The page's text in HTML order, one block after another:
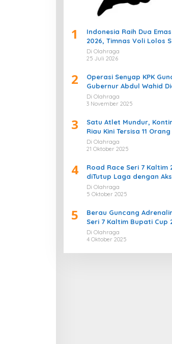
1
Indonesia Raih Dua Emas
2026, Timnas Voli Lolos
Cup! Pekan Olahraga
Bergemuruh
Di Olahraga
25 Juli 2026
2
Operasi Senyap KPK
Gubernur Abdul Wahid
Kasus Korupsi Proyek
Di Olahraga
3 November 2025
3
Satu Atlet Mundur,
Riau Kini Tersisa 11 Orang
Di Olahraga
21 Oktober 2025
4
Road Race Seri 7 Kaltim
diTutup Laga dengan
Penuh Sportivitas
Di Olahraga
5 Oktober 2025
5
Berau Guncang
Seri 7 Kaltim Bupati Cup
Momentum Lahirnya
2026
Di Olahraga
4 Oktober 2025